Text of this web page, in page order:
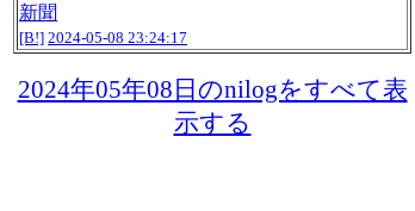
新聞
[B!] 2024-05-08 23:24:17
2024年05年08日のnilogをすべて表
示する